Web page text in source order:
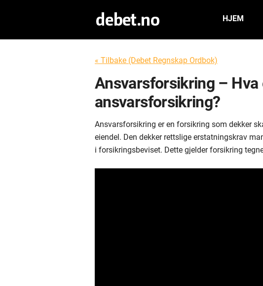
HJEM
« Tilbake (Debet Regnskap Ordbok)
Ansvarsforsikring – Hva
ansvarsforsikring?
Ansvarsforsikring er en forsikring som dekker
eiendel. Den dekker rettslige erstatningskrav
i forsikringsbeviset. Dette gjelder forsikring